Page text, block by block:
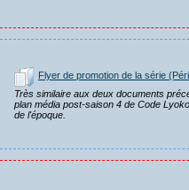
Flyer de promotion de la série
Très similaire aux deux documents
plan média post-saison 4 de Code
de l'époque.